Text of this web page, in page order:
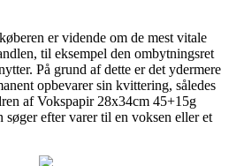
er vidende om de mest vitale
til eksempel den ombytningsret
På grund af dette er det ydermere
opbevarer sin kvittering, således
af Vokspapir 28x34cm 45+15g
søger efter varer til en voksen eller et